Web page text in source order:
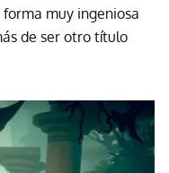
muy ingeniosa
de ser otro título